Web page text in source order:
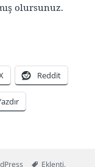
olursunuz.
eklentisi
Reddit
Etiketler
Eklenti,